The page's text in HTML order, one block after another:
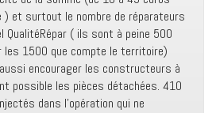
) et surtout le nombre de réparateurs
QualitéRépar ( ils sont à peine 500
1500 que compte le territoire)
encourager les constructeurs à
possible les pièces détachées. 410
dans l’opération qui ne